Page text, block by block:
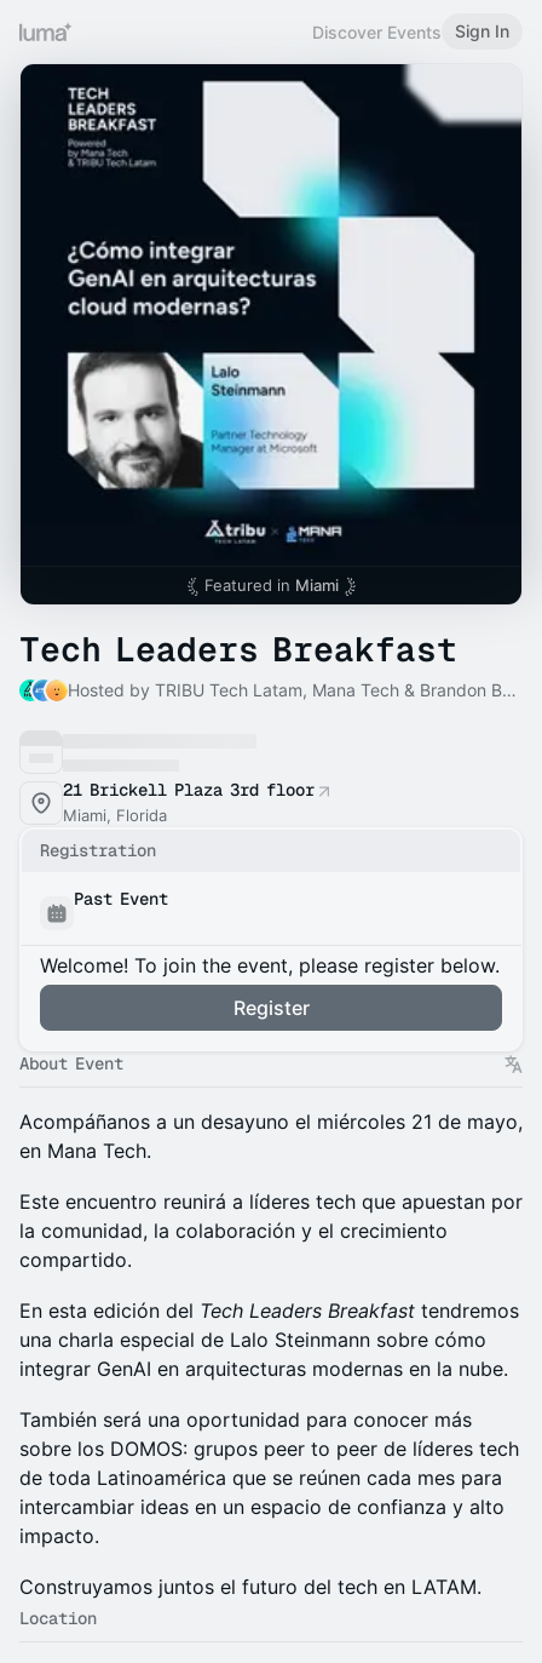
Discover Events Sign In
Featured in Miami
Tech Leaders Breakfast
Hosted by TRIBU Tech Latam, Mana Tech & Brandon Benitah
21 Brickell Plaza 3rd floor
Miami, Florida
Registration
Past Event
Welcome! To join the event, please register below.
Register
About Event
Acompáñanos a un desayuno el miércoles 21 de mayo,
en Mana Tech.
Este encuentro reunirá a líderes tech que apuestan por
la comunidad, la colaboración y el crecimiento
compartido.
En esta edición del Tech Leaders Breakfast tendremos
una charla especial de Lalo Steinmann sobre cómo
integrar GenAI en arquitecturas modernas en la nube.
También será una oportunidad para conocer más
sobre los DOMOS: grupos peer to peer de líderes tech
de toda Latinoamérica que se reúnen cada mes para
intercambiar ideas en un espacio de confianza y alto
impacto.
Construyamos juntos el futuro del tech en LATAM.
Location